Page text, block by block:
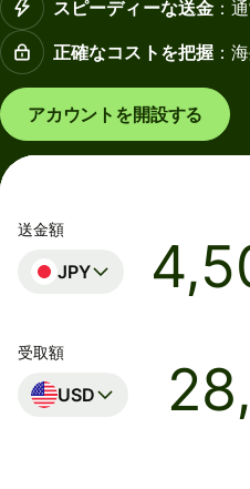
スピーディーな送金：
正確なコストを把握：
アカウントを開設する
送金額
JPY
受取額
USD